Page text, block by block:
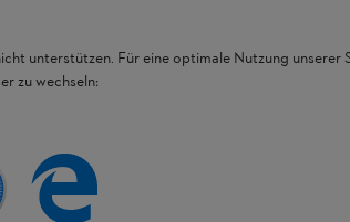
ПЕРШИМИ:
роботи та догляду за технікою
для Ваших власних садових проєктів
unterstützen. Für eine optimale Nutzung unserer
zu wechseln: